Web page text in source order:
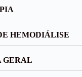
HEMODIÁLISE
GERAL